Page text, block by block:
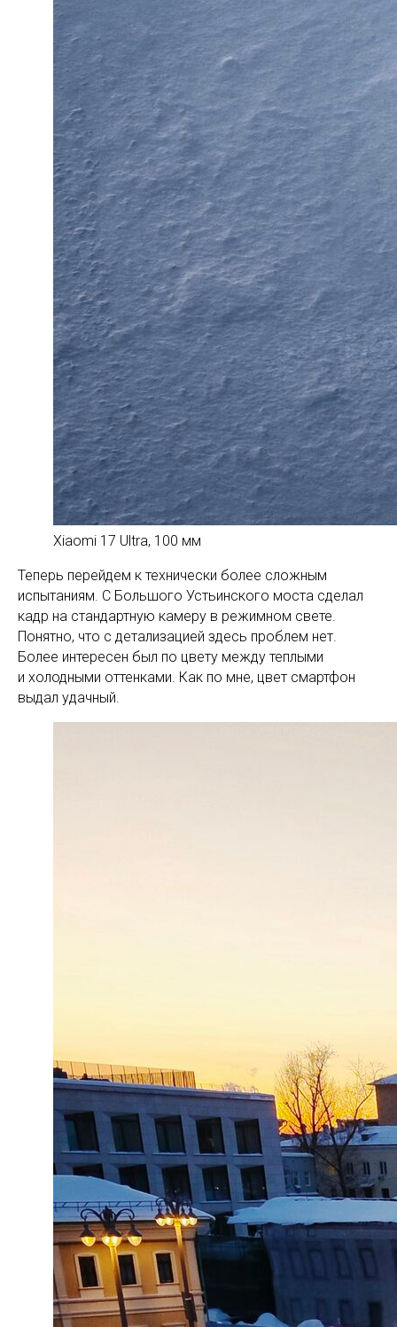
Xiaomi 17 Ultra, 100 мм
Теперь перейдем к технически более сложным
испытаниям. С Большого Устьинского моста сделал
кадр на стандартную камеру в режимном свете.
Понятно, что с детализацией здесь проблем нет.
Более интересен был по цвету между теплыми
и холодными оттенками. Как по мне, цвет смартфон
выдал удачный.